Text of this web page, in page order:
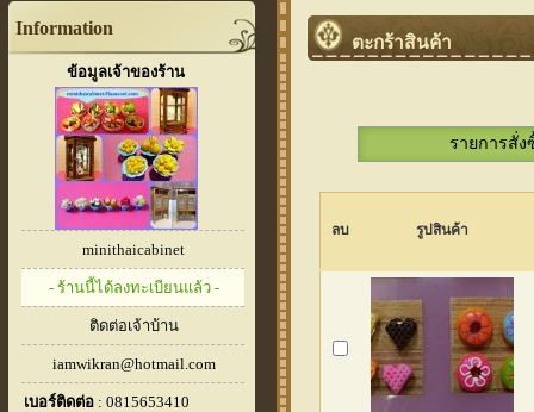
Information
ข้อมูลเจ้าของร้าน
minithaicabinet
- ร้านนี้ได้ลงทะเบียนแล้ว -
ติดต่อเจ้าบ้าน
iamwikran@hotmail.com
เบอร์ติดต่อ : 0815653410
ตะกร้าสินค้า
รายการสั่ง
ลบ รูปสินค้า